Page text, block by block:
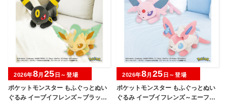
ポケットモンスター もふぐっとぬい
ぐるみ イーブイフレンズ～ブラッキ
2026年8月 25 日～登場
ポケットモンスター もふぐっとぬい
ぐるみ イーブイフレンズ～エーフ
2026年8月 25 日～登場